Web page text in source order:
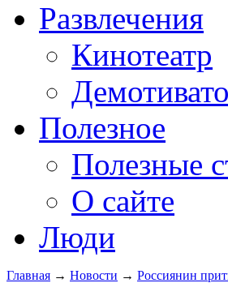
Развлечения
Кинотеатр
Полезное
Полезные
О сайте
Люди
Главная → Новости → Россиянин